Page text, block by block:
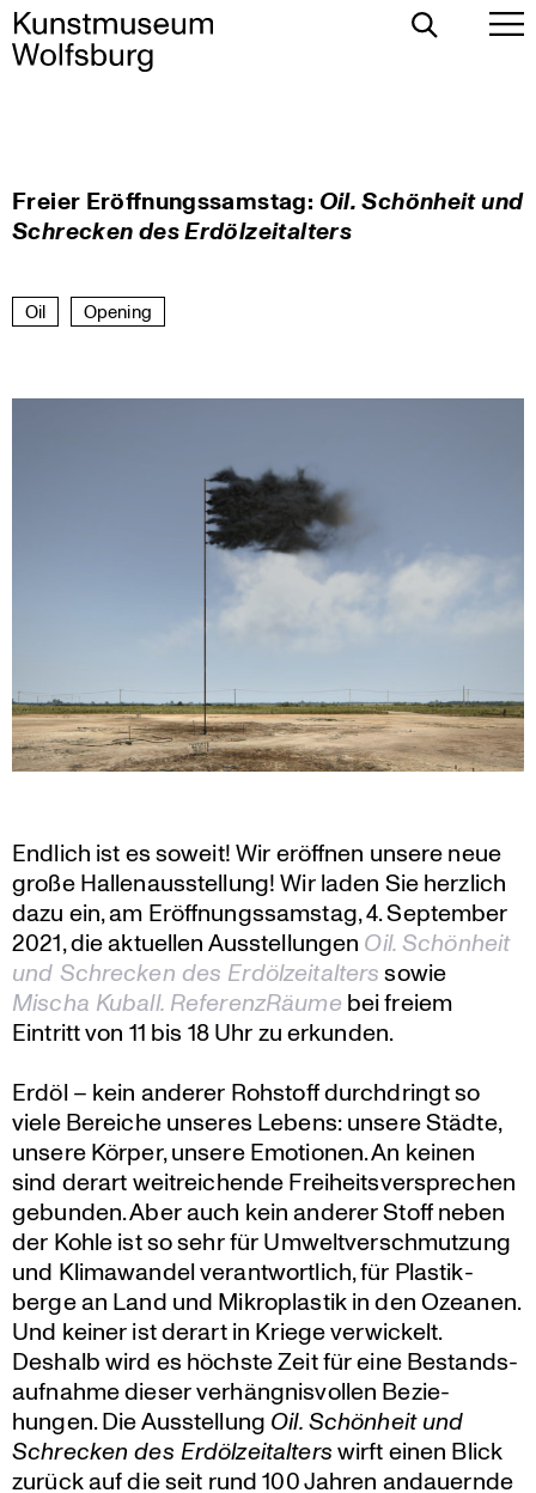
Skip
to
Toggle
Freier Eröffnungssamstag: Oil. Schönheit und
Schrecken des Erdölzeitalters
Oil Opening
Endlich ist es soweit! Wir eröffnen unsere neue
große Hallen­aus­stel­lung! Wir laden Sie herzlich
dazu ein, am Eröff­nungs­samstag, 4. September
2021, die aktuellen Ausstel­lungen Oil. Schönheit
und Schrecken des Erdöl­zeit­al­terssowie
Mischa Kuball. Referenz­Räume bei freiem
Eintritt von 11 bis 18 Uhr zu erkunden.
Erdöl – kein anderer Rohstoff durch­dringt so
viele Bereiche unseres Lebens: unsere Städte,
unsere Körper, unsere Emotionen. An keinen
sind derart weitrei­chende Freiheits­ver­spre­chen
gebunden. Aber auch kein anderer Stoff neben
der Kohle ist so sehr für Umwelt­ver­schmut­zung
und Klima­wandel verant­wort­lich, für Plastik­
berge an Land und Mikro­plastik in den Ozeanen.
Und keiner ist derart in Kriege verwi­ckelt.
Deshalb wird es höchste Zeit für eine Bestands­
auf­nahme dieser verhäng­nis­vollen Bezie­
hungen. Die Ausstel­lung Oil. Schönheit und
Schrecken des Erdöl­zeit­al­terswirft einen Blick
zurück auf die seit rund 100 Jahren andau­ernde